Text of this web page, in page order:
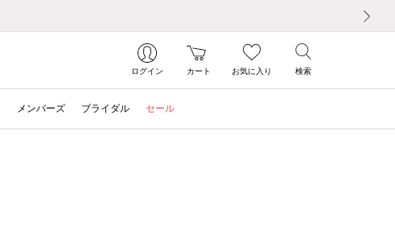
ログイン カート お気に入り 検索
メンバーズ ブライダル セール